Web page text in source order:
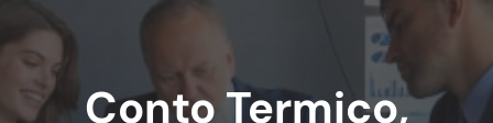
Conto Termico,